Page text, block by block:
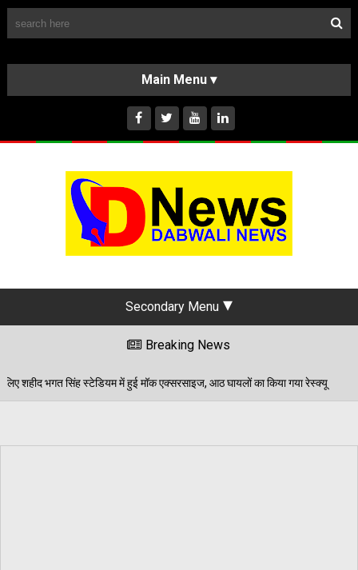
HOME
ABOUT US
INSTAGRAM
Secondary Menu
Breaking News
मॉक एक्सरसाइज, आठ घायलों का किया गया रेस्क्यू 06/08/2026